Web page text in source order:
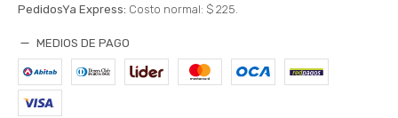
PedidosYa Express: Costo normal: $ 225.
MEDIOS DE PAGO